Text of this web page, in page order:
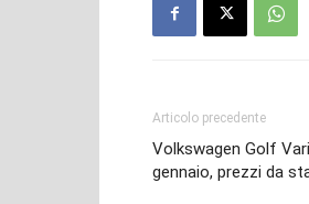
Articolo precedente
Volkswagen Golf
gennaio, prezzi da